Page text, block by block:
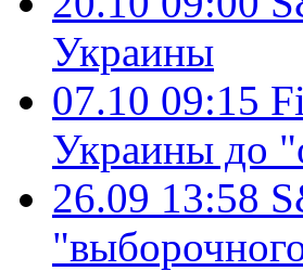
Украины
07.10 09:15
Украины до
26.09 13:58